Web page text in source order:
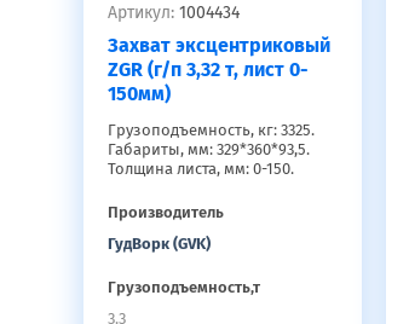
Артикул: 1004434
Захват эксцентриковый
ZGR (г/п 3,32 т, лист 0-
150мм)
Грузоподъемность, кг: 3325.
Габариты, мм: 329*360*93,5.
Толщина листа, мм: 0-150.
Производитель
ГудВорк (GVK)
Грузоподъемность,т
3.3